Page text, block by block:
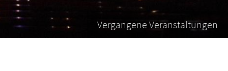
Vergangene Veranstaltungen